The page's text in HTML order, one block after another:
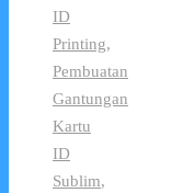
ID
Printing,
Pembuatan
Gantungan
Kartu
ID
Sublim,